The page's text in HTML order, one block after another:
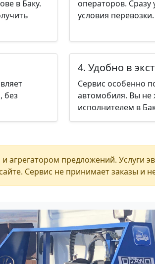
в Баку.
операторов.
условия перевозки.
без
4. Удобно в
Сервис особенно
автомобиля. Вы не
исполнителем в
предложений. Услуги
Сервис не принимает заказы и